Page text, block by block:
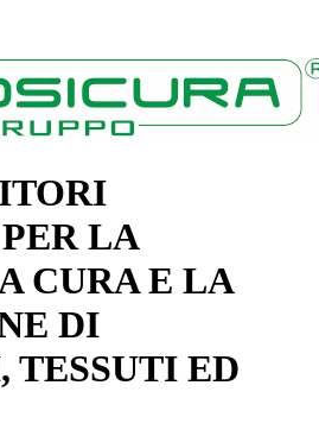
LA
CURA E LA
DI
TESSUTI ED